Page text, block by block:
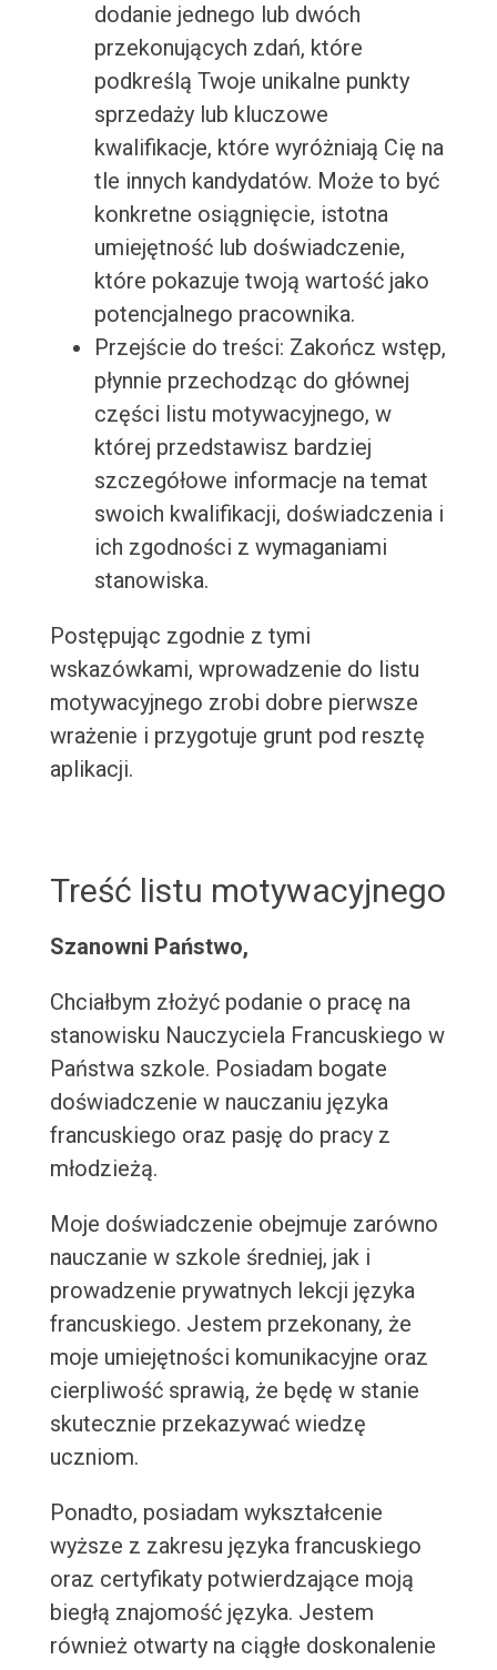
dodanie jednego lub dwóch
przekonujących zdań, które
podkreślą Twoje unikalne punkty
sprzedaży lub kluczowe
kwalifikacje, które wyróżniają Cię na
tle innych kandydatów. Może to być
konkretne osiągnięcie, istotna
umiejętność lub doświadczenie,
które pokazuje twoją wartość jako
potencjalnego pracownika.
Przejście do treści: Zakończ wstęp,
płynnie przechodząc do głównej
części listu motywacyjnego, w
której przedstawisz bardziej
szczegółowe informacje na temat
swoich kwalifikacji, doświadczenia i
ich zgodności z wymaganiami
stanowiska.
Postępując zgodnie z tymi
wskazówkami, wprowadzenie do listu
motywacyjnego zrobi dobre pierwsze
wrażenie i przygotuje grunt pod resztę
aplikacji.
Treść listu motywacyjnego
Szanowni Państwo,
Chciałbym złożyć podanie o pracę na
stanowisku Nauczyciela Francuskiego w
Państwa szkole. Posiadam bogate
doświadczenie w nauczaniu języka
francuskiego oraz pasję do pracy z
młodzieżą.
Moje doświadczenie obejmuje zarówno
nauczanie w szkole średniej, jak i
prowadzenie prywatnych lekcji języka
francuskiego. Jestem przekonany, że
moje umiejętności komunikacyjne oraz
cierpliwość sprawią, że będę w stanie
skutecznie przekazywać wiedzę
uczniom.
Ponadto, posiadam wykształcenie
wyższe z zakresu języka francuskiego
oraz certyfikaty potwierdzające moją
biegłą znajomość języka. Jestem
również otwarty na ciągłe doskonalenie